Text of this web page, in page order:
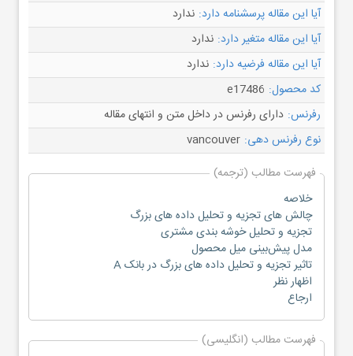
آیا این مقاله پرسشنامه دارد: ندارد
آیا این مقاله متغیر دارد: ندارد
آیا این مقاله فرضیه دارد: ندارد
کد محصول: e17486
رفرنس: دارای رفرنس در داخل متن و انتهای مقاله
نوع رفرنس دهی: vancouver
فهرست مطالب (ترجمه)
خلاصه
چالش های تجزیه و تحلیل داده های بزرگ
تجزیه و تحلیل خوشه بندی مشتری
مدل پیش‌بینی میل محصول
تاثیر تجزیه و تحلیل داده های بزرگ در بانک A
اظهار نظر
ارجاع
فهرست مطالب (انگلیسی)